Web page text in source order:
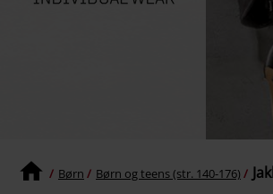
Børn Børn og teens (str. 140-176)